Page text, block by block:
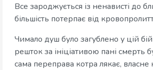
Все зароджується із ненависті до
більшість потерпає від
Чимало душ було загублено у цій
решток за ініціативою пані смерть
сама переправа котра лякає, власне